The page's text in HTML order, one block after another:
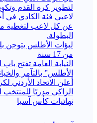
لتطوير كرة القدم
عن كل لاعب لتغطية
البطولة.
لبؤات الأطلس يتوجن
من 17 سنة
النيابة العامة تفتح
الأطلس” بالتآمر
أعلن الاتحاد الأردني
الزاكي مدربًا
نهائيات كأس آسيا